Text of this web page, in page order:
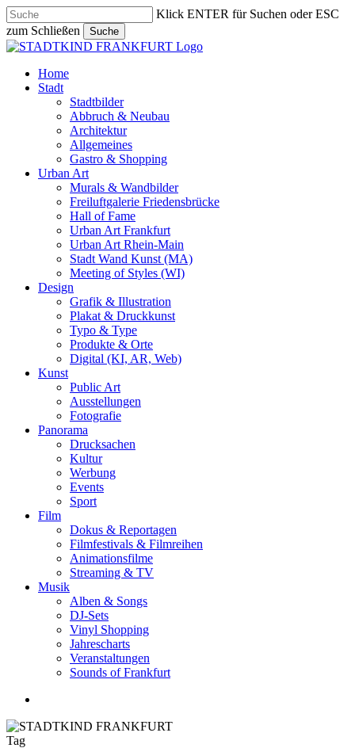
Skip
to
main
content
Klick ENTER für Suchen oder ESC
zum Schließen
Suche
Close
search
Menu
Home
Stadt
Stadtbilder
Abbruch & Neubau
Architektur
Allgemeines
Gastro & Shopping
Urban Art
Murals & Wandbilder
Freiluftgalerie Friedensbrücke
Hall of Fame
Urban Art Frankfurt
Urban Art Rhein-Main
Stadt Wand Kunst (MA)
Meeting of Styles (WI)
Design
Grafik & Illustration
Plakat & Druckkunst
Typo & Type
Produkte & Orte
Digital (KI, AR, Web)
Kunst
Public Art
Ausstellungen
Fotografie
Panorama
Drucksachen
Kultur
Werbung
Events
Sport
Film
Dokus & Reportagen
Filmfestivals & Filmreihen
Animationsfilme
Streaming & TV
Musik
Alben & Songs
DJ-Sets
Vinyl Shopping
Jahrescharts
Veranstaltungen
Sounds of Frankfurt
Tag